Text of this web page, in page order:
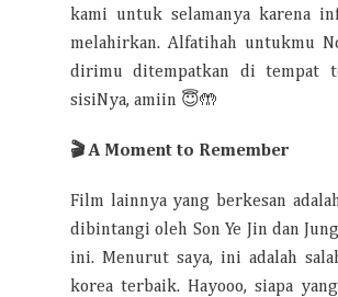
kami untuk selamanya karena
melahirkan. Alfatihah untukmu
dirimu ditempatkan di tempat
sisiNya, amiin 😇🤲
🎬A Moment to Remember
Film lainnya yang berkesan
dibintangi oleh Son Ye Jin dan
ini. Menurut saya, ini adalah
korea terbaik. Hayooo, siapa